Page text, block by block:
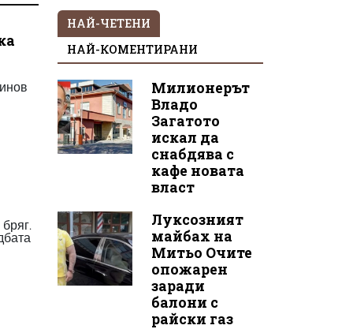
НАЙ-ЧЕТЕНИ
НАЙ-КОМЕНТИРАНИ
Милионерът
Владо
Загатото
искал да
снабдява с
кафе новата
власт
Луксозният
майбах на
Митьо Очите
опожарен
заради
балони с
райски газ